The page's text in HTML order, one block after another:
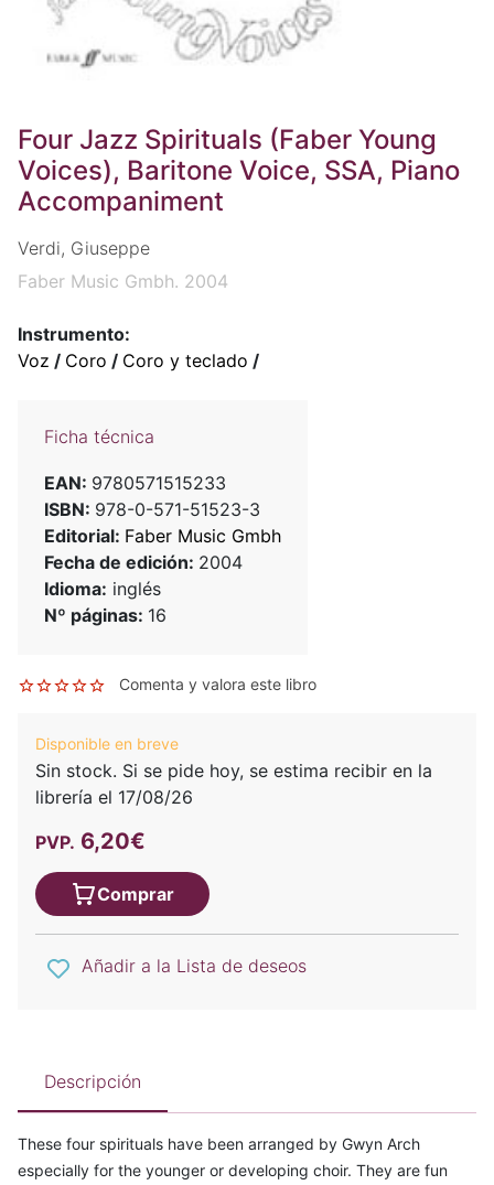
Four Jazz Spirituals (Faber Young
Voices), Baritone Voice, SSA, Piano
Accompaniment
Verdi, Giuseppe
Faber Music Gmbh. 2004
Instrumento:
Voz / Coro / Coro y teclado /
Ficha técnica
EAN: 9780571515233
ISBN: 978-0-571-51523-3
Editorial: Faber Music Gmbh
Fecha de edición: 2004
Idioma: inglés
Nº páginas: 16
Comenta y valora este libro
Disponible en breve
Sin stock. Si se pide hoy, se estima recibir en la
librería el 17/08/26
PVP. 6,20€
Comprar
Añadir a la Lista de deseos
Descripción
These four spirituals have been arranged by Gwyn Arch
especially for the younger or developing choir. They are fun